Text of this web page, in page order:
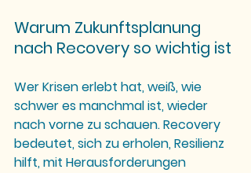
Warum Zukunftsplanung
nach Recovery so wichtig ist
Wer Krisen erlebt hat, weiß, wie
schwer es manchmal ist, wieder
nach vorne zu schauen. Recovery
bedeutet, sich zu erholen, Resilienz
hilft, mit Herausforderungen